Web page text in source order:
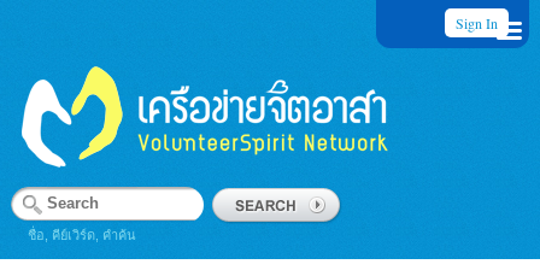
Sign In
ชื่อ, คีย์เวิร์ด, คำค้น